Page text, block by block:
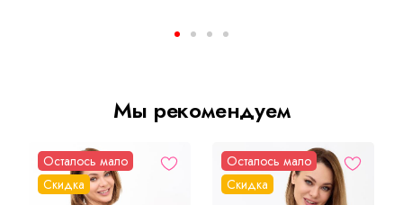
Мы рекомендуем
Осталось мало
Скидка
Осталось мало
Скидка